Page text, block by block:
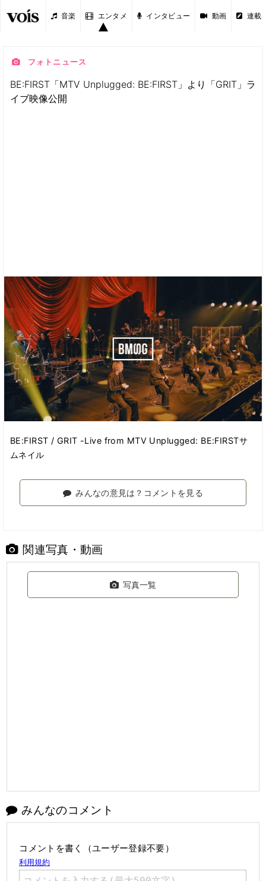
音楽 エンタメ インタビュー 動画 連載
フォトニュース
BE:FIRST「MTV Unplugged: BE:FIRST」より「GRIT」ラ
イブ映像公開
BE:FIRST / GRIT -Live from MTV Unplugged: BE:FIRSTサ
ムネイル
みんなの意見は？コメントを見る
関連写真・動画
写真一覧
みんなのコメント
コメントを書く（ユーザー登録不要）